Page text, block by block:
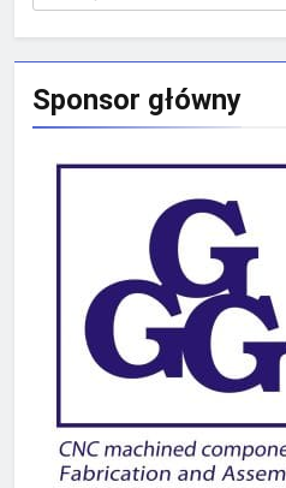
Sponsor główny